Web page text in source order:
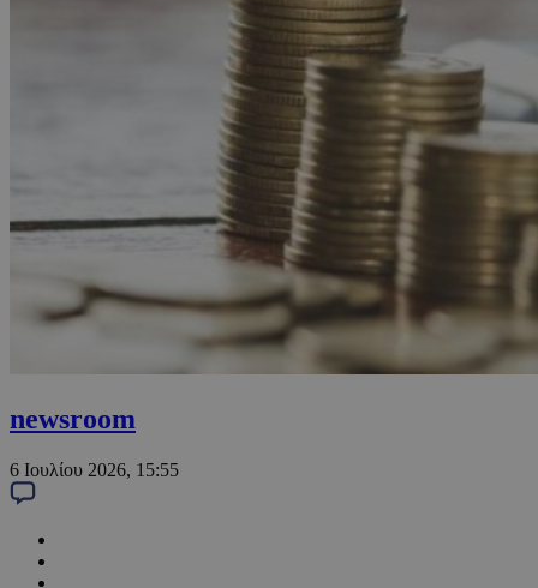
newsroom
6 Ιουλίου 2026, 15:55